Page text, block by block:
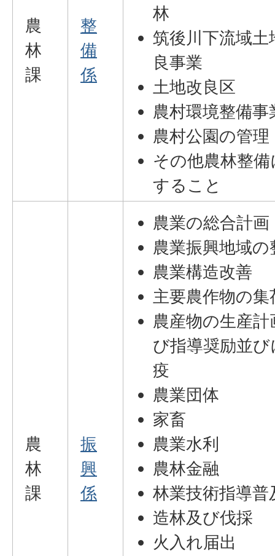
農
林
課
整
備
係
林
筑後川下流域土
良事業
土地改良区
農村環境整備事
農村公園の管理
その他農林整備
すること
農
林
課
振
興
係
農業の総合計画
農業振興地域の
農業構造改善
主要農作物の集
農産物の生産計
び指導奨励並び
疫
農業団体
家畜
農業水利
農林金融
林業技術指導普
造林及び伐採
火入れ届出